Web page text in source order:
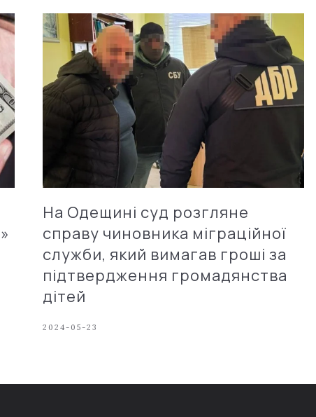
На Одещині суд розгляне
справу чиновника міграційної
служби, який вимагав гроші за
підтвердження громадянства
дітей
2024-05-23